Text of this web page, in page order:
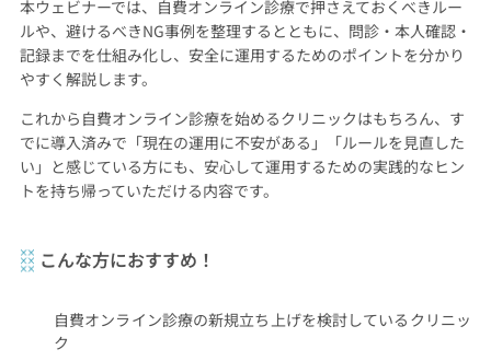
本ウェビナーでは、自費オンライン診療で押さえておくべきルー
ルや、避けるべきNG事例を整理するとともに、問診・本人確認・
記録までを仕組み化し、安全に運用するためのポイントを分かり
やすく解説します。
これから自費オンライン診療を始めるクリニックはもちろん、す
でに導入済みで「現在の運用に不安がある」「ルールを見直した
い」と感じている方にも、安心して運用するための実践的なヒン
トを持ち帰っていただける内容です。
こんな方におすすめ！
自費オンライン診療の新規立ち上げを検討しているクリニッ
ク